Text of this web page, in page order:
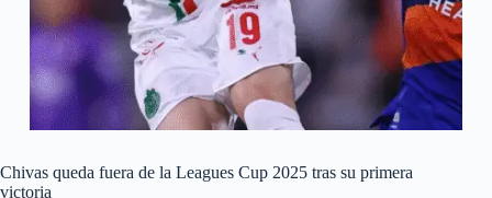
Chivas queda fuera de la Leagues Cup 2025 tras su primera
victoria